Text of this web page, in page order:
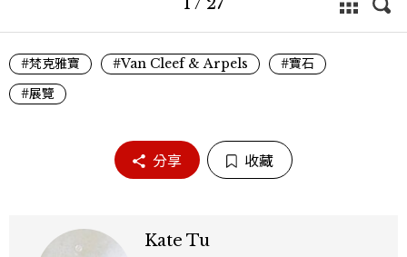
#梵克雅寶 #Van Cleef & Arpels
#寶石
#展覽
分享 收藏
Kate Tu